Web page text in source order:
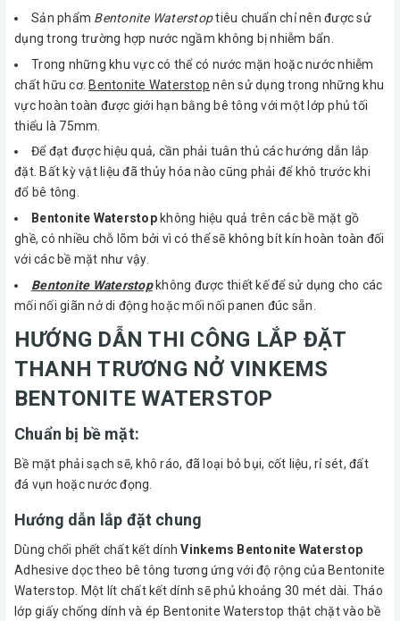
Sản phẩm Bentonite Waterstoptiêu chuẩn chỉ nên được sử
dụng trong trường hợp nước ngầm không bị nhiễm bẩn.
Trong những khu vực có thể có nước mặn hoặc nước nhiễm
chất hữu cơ. Bentonite Waterstop nên sử dụng trong những khu
vực hoàn toàn được giới hạn bằng bê tông với một lớp phủ tối
thiểu là 75mm.
Để đạt được hiệu quả, cần phải tuân thủ các hướng dẫn lắp
đặt. Bất kỳ vật liệu đã thủy hóa nào cũng phải để khô trước khi
đổ bê tông.
Bentonite Waterstopkhông hiệu quả trên các bề mặt gồ
ghề, có nhiều chỗ lõm bởi vì có thể sẽ không bít kín hoàn toàn đối
với các bề mặt như vậy.
Bentonite Waterstopkhông được thiết kế để sử dụng cho các
mối nối giãn nở di động hoặc mối nối panen đúc sẵn.
HƯỚNG DẪN THI CÔNG LẮP ĐẶT
THANH TRƯƠNG NỞ VINKEMS
BENTONITE WATERSTOP
Chuẩn bị bề mặt:
Bề mặt phải sạch sẽ, khô ráo, đã loại bỏ bụi, cốt liệu, rỉ sét, đất
đá vụn hoặc nước đọng.
Hướng dẫn lắp đặt chung
Dùng chổi phết chất kết dínhVinkems Bentonite Waterstop
Adhesive dọc theo bê tông tương ứng với độ rộng của Bentonite
Waterstop. Một lít chất kết dính sẽ phủ khoảng 30 mét dài. Tháo
lớp giấy chống dính và ép Bentonite Waterstop thật chặt vào bề